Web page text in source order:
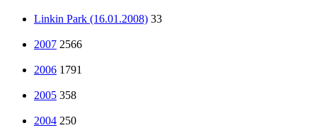
Linkin Park (16.01.2008) 33
2007 2566
2006 1791
2005 358
2004 250